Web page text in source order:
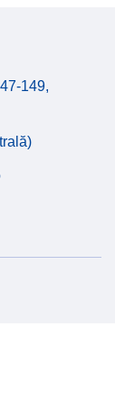
149,